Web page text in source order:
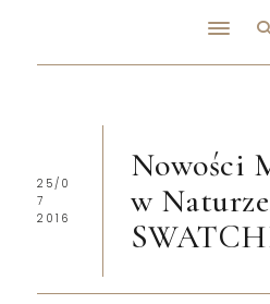
25/0
7
2016
Nowości
w